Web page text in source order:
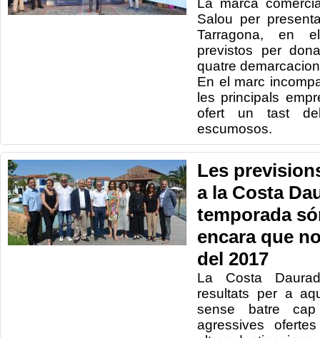
La marca
Salou per
Tarragona, en
previstos per
quatre
En el marc
les principals
ofert un tast
escumosos.
Les
a la Costa
temporada
encara que
del 2017
La Costa
resultats per a
sense batre
agressives